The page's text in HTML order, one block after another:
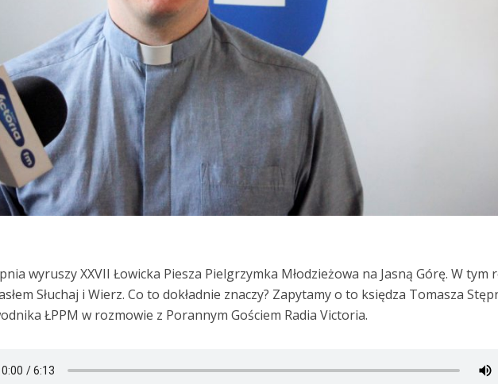
wyruszy XXVII Łowicka Piesza Pielgrzymka Młodzieżowa na Jasną Górę. W tym
Słuchaj i Wierz. Co to dokładnie znaczy? Zapytamy o to księdza Tomasza
ŁPPM w rozmowie z Porannym Gościem Radia Victoria.